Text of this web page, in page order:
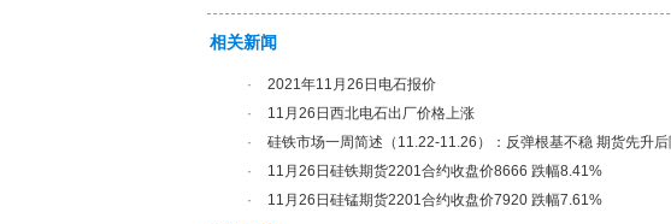
相关新闻
· 2021年11月26日电石报价
·
11月26日西北电石出厂价格上涨
·
硅铁市场一周简述（11.22-11.26）：反弹根基不稳 期货先升
·
11月26日硅铁期货2201合约收盘价8666 跌幅8.41%
·
11月26日硅锰期货2201合约收盘价7920 跌幅7.61%